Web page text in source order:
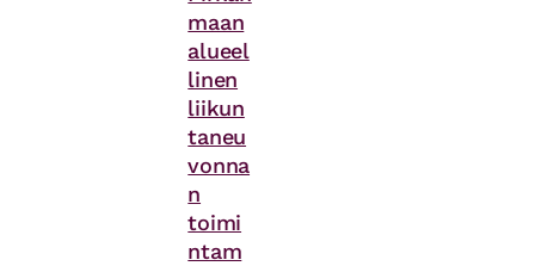
maan
alueel
linen
liikun
taneu
vonna
n
toimi
ntam